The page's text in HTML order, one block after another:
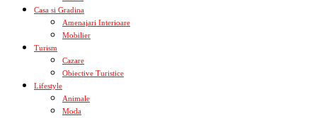
Casa si Gradina
Amenajari Interioare
Mobilier
Turism
Cazare
Obiective Turistice
Lifestyle
Animale
Moda